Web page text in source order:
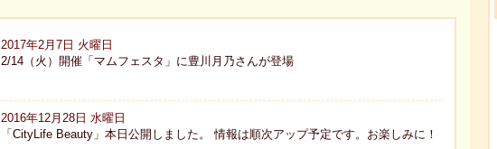
2017年2月7日 火曜日
2/14（火）開催「マムフェスタ」に豊川月乃さんが登場
2016年12月28日 水曜日
「CityLife Beauty」本日公開しました。 情報は順次アップ予定です。お楽しみに！